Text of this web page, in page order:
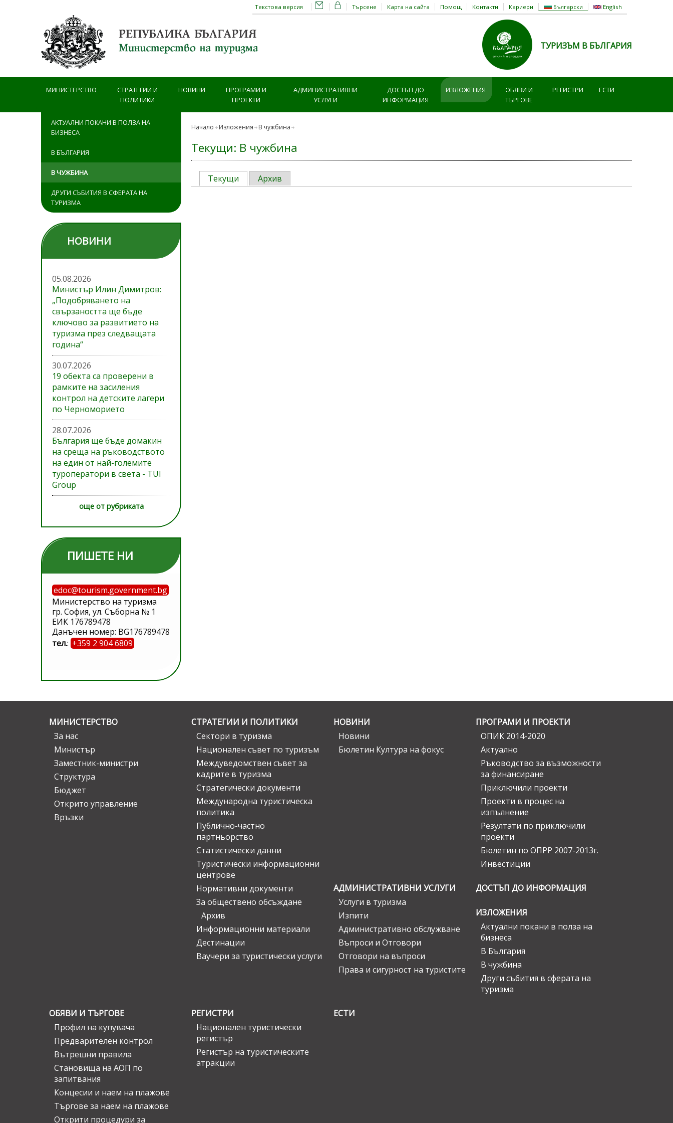
Български English
Търсене Карта на сайта Помощ Контакти Кариери
Текстова версия
ТУРИЗЪМ В БЪЛГАРИЯ
МИНИСТЕРСТВО
СТРАТЕГИИ И
ПОЛИТИКИ
НОВИНИ
ПРОГРАМИ И
ПРОЕКТИ
АДМИНИСТРАТИВНИ
УСЛУГИ
ДОСТЪП ДО
ИНФОРМАЦИЯ
ИЗЛОЖЕНИЯ
ОБЯВИ И
ТЪРГОВЕ
РЕГИСТРИ ЕСТИ
АКТУАЛНИ ПОКАНИ В ПОЛЗА НА
БИЗНЕСА
В БЪЛГАРИЯ
В ЧУЖБИНА
ДРУГИ СЪБИТИЯ В СФЕРАТА НА
ТУРИЗМА
НОВИНИ
05.08.2026
Министър Илин Димитров:
„Подобряването на
свързаността ще бъде
ключово за развитието на
туризма през следващата
година“
30.07.2026
19 обекта са проверени в
рамките на засиления
контрол на детските лагери
по Черноморието
28.07.2026
България ще бъде домакин
на среща на ръководството
на един от най-големите
туроператори в света - TUI
Group
още от рубриката
ПИШЕТЕ НИ
edoc@tourism.government.bg
Министерство на туризма
гр. София, ул. Съборна № 1
ЕИК 176789478
Данъчен номер: BG176789478
тел.: +359 2 904 6809
Начало Изложения В чужбина
Текущи: В чужбина
Текущи Архив
МИНИСТЕРСТВО
За нас
Министър
Заместник-министри
Структура
Бюджет
Открито управление
Връзки
СТРАТЕГИИ И ПОЛИТИКИ
Сектори в туризма
Национален съвет по туризъм
Междуведомствен съвет за
кадрите в туризма
Стратегически документи
Международна туристическа
политика
Публично-частно
партньорство
Статистически данни
Туристически информационни
центрове
Нормативни документи
За обществено обсъждане
Архив
Информационни материали
Дестинации
Ваучери за туристически услуги
НОВИНИ
Новини
Бюлетин Култура на фокус
ПРОГРАМИ И ПРОЕКТИ
ОПИК 2014-2020
Актуално
Ръководство за възможности
за финансиране
Приключили проекти
Проекти в процес на
изпълнение
Резултати по приключили
проекти
Бюлетин по ОПРР 2007-2013г.
Инвестиции
АДМИНИСТРАТИВНИ УСЛУГИ
Услуги в туризма
Изпити
Административно обслужване
Въпроси и Отговори
Отговори на въпроси
Права и сигурност на туристите
ДОСТЪП ДО ИНФОРМАЦИЯ
ИЗЛОЖЕНИЯ
Актуални покани в полза на
бизнеса
В България
В чужбина
Други събития в сферата на
туризма
ОБЯВИ И ТЪРГОВЕ
Профил на купувача
Предварителен контрол
Вътрешни правила
Становища на АОП по
запитвания
Концесии и наем на плажове
Търгове за наем на плажове
Открити процедури за
РЕГИСТРИ
Национален туристически
регистър
Регистър на туристическите
атракции
ЕСТИ